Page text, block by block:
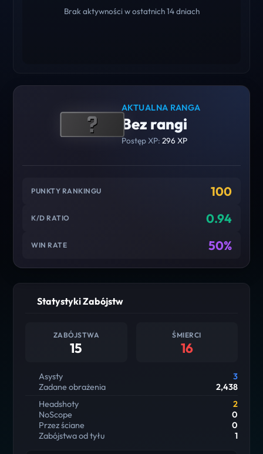
Brak aktywności w ostatnich 14 dniach
AKTUALNA RANGA
Bez rangi
Postęp XP: 296 XP
PUNKTY RANKINGU 100
K/D RATIO 0.94
WIN RATE 50%
Statystyki Zabójstw
ZABÓJSTWA
15
ŚMIERCI
16
Asysty
3
Zadane obrażenia
2,438
Headshoty
2
NoScope
0
Przez ściane
0
Zabójstwa od tyłu
1